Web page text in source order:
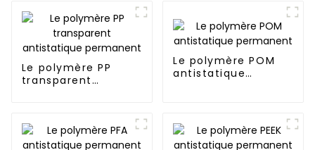
Le polymère PP
transparent
Le polymère POM
antistatique